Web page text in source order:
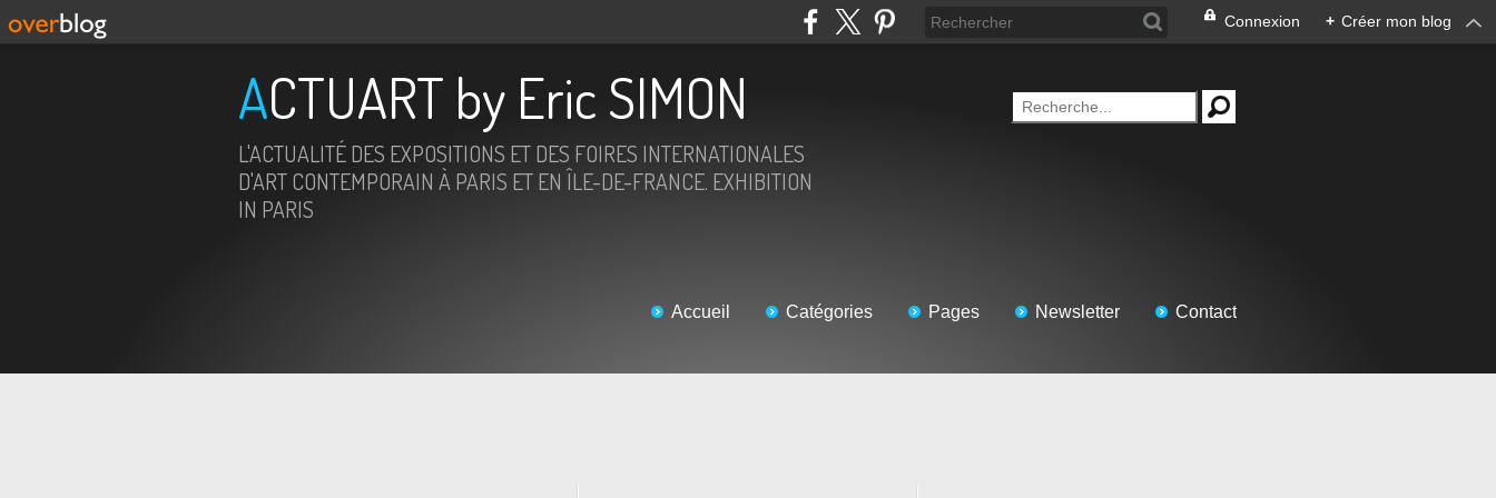
Connexion + Créer mon blog
ACTUART by Eric SIMON
L'ACTUALITÉ DES EXPOSITIONS ET DES FOIRES INTERNATIONALES
D'ART CONTEMPORAIN À PARIS ET EN ÎLE-DE-FRANCE. EXHIBITION
IN PARIS
Accueil Catégories Pages Newsletter Contact